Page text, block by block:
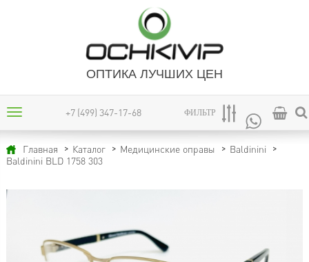
ОПТИКА ЛУЧШИХ ЦЕН
+7 (499) 347-17-68 ФИЛЬТР
Главная Каталог Медицинские оправы
Baldinini
Baldinini BLD 1758 303